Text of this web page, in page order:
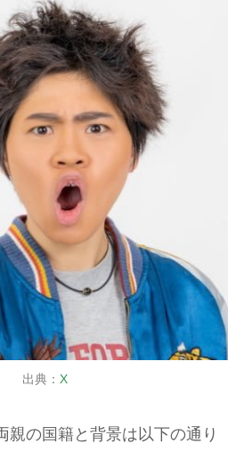
出典： X
親の国籍と背景は以下の通り